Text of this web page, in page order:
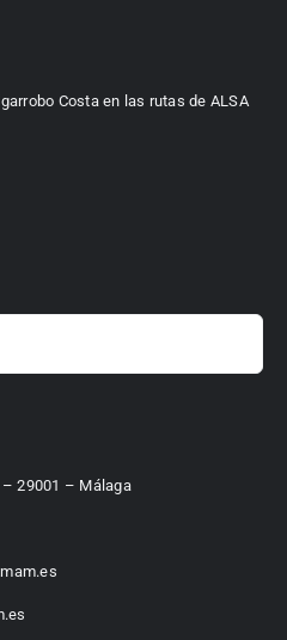
Costa en las rutas de ALSA
– 29001 – Málaga